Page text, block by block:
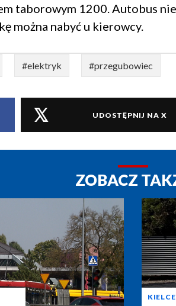
taborowym 1200. Autobus
można nabyć u kierowcy.
#elektryk #przegubowiec
UDOSTĘPNIJ NA X
ZOBACZ
KIELCE